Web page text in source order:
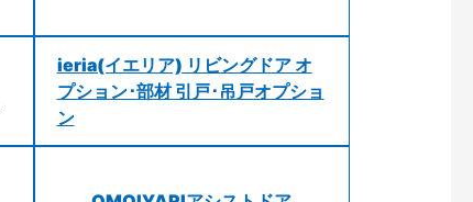
ieria(イエリア) リビングドア オ
プション･部材 引戸･吊戸オプショ
ン